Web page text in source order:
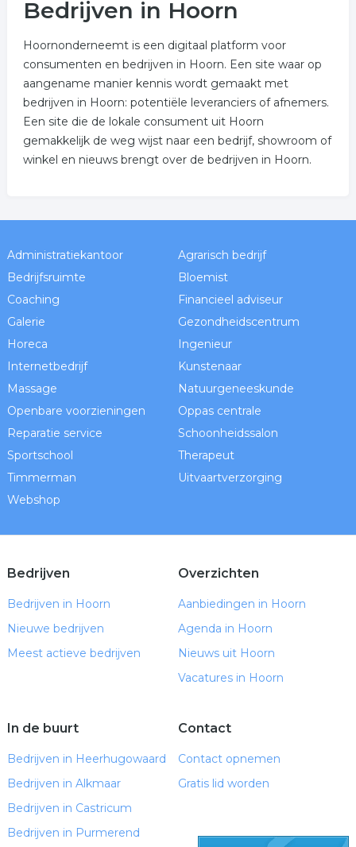
Bedrijven in Hoorn
Hoornonderneemt is een digitaal platform voor
consumenten en bedrijven in Hoorn. Een site waar op
aangename manier kennis wordt gemaakt met
bedrijven in Hoorn: potentiële leveranciers of afnemers.
Een site die de lokale consument uit Hoorn
gemakkelijk de weg wijst naar een bedrijf, showroom of
winkel en nieuws brengt over de bedrijven in Hoorn.
Administratiekantoor
Agrarisch bedrijf
Bedrijfsruimte
Bloemist
Coaching
Financieel adviseur
Galerie
Gezondheidscentrum
Horeca
Ingenieur
Internetbedrijf
Kunstenaar
Massage
Natuurgeneeskunde
Openbare voorzieningen
Oppas centrale
Reparatie service
Schoonheidssalon
Sportschool
Therapeut
Timmerman
Uitvaartverzorging
Webshop
Bedrijven
Bedrijven in Hoorn
Nieuwe bedrijven
Meest actieve bedrijven
Overzichten
Aanbiedingen in Hoorn
Agenda in Hoorn
Nieuws uit Hoorn
Vacatures in Hoorn
In de buurt
Bedrijven in Heerhugowaard
Bedrijven in Alkmaar
Bedrijven in Castricum
Bedrijven in Purmerend
Contact
Contact opnemen
Gratis lid worden